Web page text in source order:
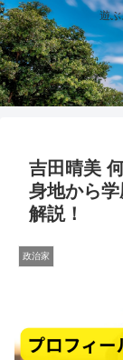
遊
吉田晴美
身地から
解説！
政治家